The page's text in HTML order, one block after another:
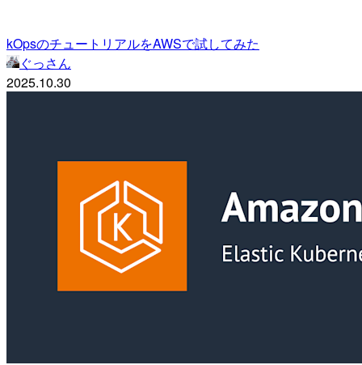
kOpsのチュートリアルをAWSで試してみた
ぐっさん
2025.10.30